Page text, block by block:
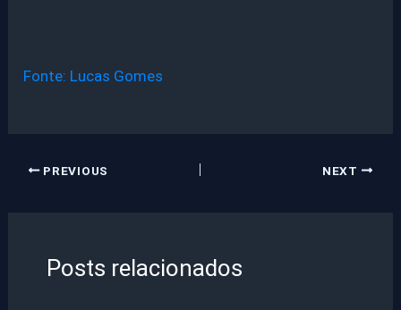
Fonte: Lucas Gomes
PREVIOUS NEXT
Posts relacionados